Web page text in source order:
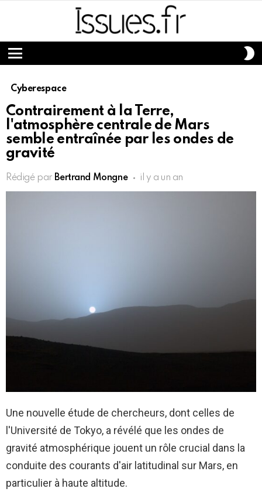
Menu
Cyberespace
Contrairement à la Terre,
l'atmosphère centrale de Mars
semble entraînée par les ondes de
gravité
Rédigé par Bertrand Mongne il y a un an
Une nouvelle étude de chercheurs, dont celles de
l'Université de Tokyo, a révélé que les ondes de
gravité atmosphérique jouent un rôle crucial dans la
conduite des courants d'air latitudinal sur Mars, en
particulier à haute altitude.